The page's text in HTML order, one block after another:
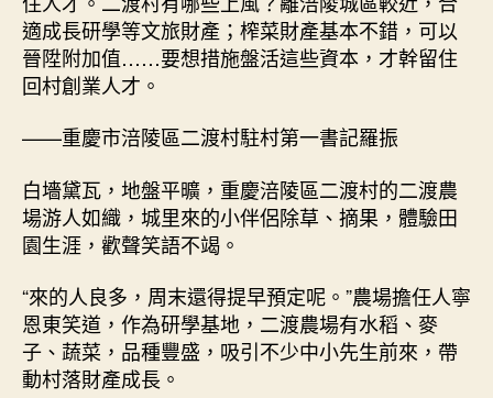
適成長研學等文旅財產；榨菜財產基本不錯，可以
晉陞附加值……要想措施盤活這些資本，才幹留住
回村創業人才。
——重慶市涪陵區二渡村駐村第一書記羅振
白墻黛瓦，地盤平曠，重慶涪陵區二渡村的二渡農
場游人如織，城里來的小伴侶除草、摘果，體驗田
園生涯，歡聲笑語不竭。
“來的人良多，周末還得提早預定呢。”農場擔任人寧
恩東笑道，作為研學基地，二渡農場有水稻、麥
子、蔬菜，品種豐盛，吸引不少中小先生前來，帶
動村落財產成長。